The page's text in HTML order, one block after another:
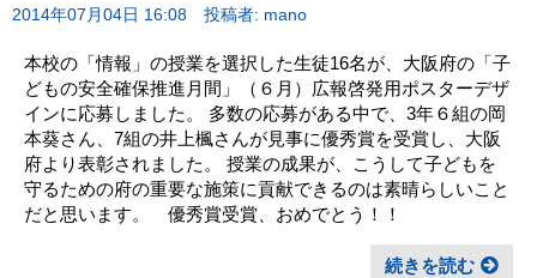
2014年07月04日 16:08 投稿者: mano
本校の「情報」の授業を選択した生徒16名が、大阪府の「子
どもの安全確保推進月間」（６月）広報啓発用ポスターデザ
インに応募しました。 多数の応募がある中で、3年６組の岡
本葵さん、7組の井上楓さんが見事に優秀賞を受賞し、大阪
府より表彰されました。 授業の成果が、こうして子どもを
守るための府の重要な施策に貢献できるのは素晴らしいこと
だと思います。 優秀賞受賞、おめでとう！！
続きを読む